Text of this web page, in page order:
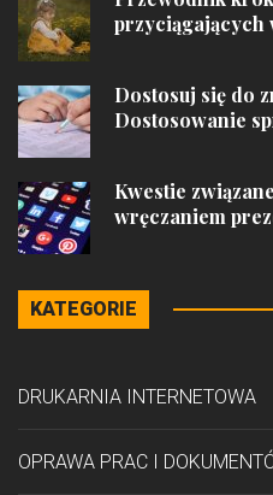
przyciągających
Dostosuj się do
Dostosowanie
Kwestie
wręczaniem
KATEGORIE
DRUKARNIA INTERNETOWA
OPRAWA PRAC I